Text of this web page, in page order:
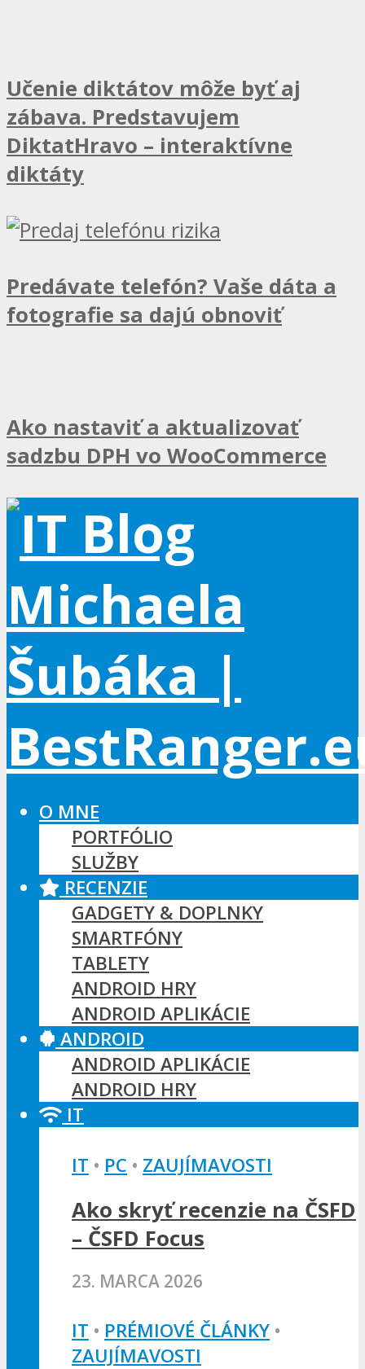
Učenie diktátov môže byť aj
zábava. Predstavujem
DiktatHravo – interaktívne
diktáty
Predávate telefón? Vaše dáta a
fotografie sa dajú obnoviť
Ako nastaviť a aktualizovať
sadzbu DPH vo WooCommerce
O MNE
PORTFÓLIO
SLUŽBY
RECENZIE
GADGETY & DOPLNKY
SMARTFÓNY
TABLETY
ANDROID HRY
ANDROID APLIKÁCIE
ANDROID
ANDROID APLIKÁCIE
ANDROID HRY
IT
IT • PC • ZAUJÍMAVOSTI
Ako skryť recenzie na ČSFD
– ČSFD Focus
23. MARCA 2026
IT • PRÉMIOVÉ ČLÁNKY •
ZAUJÍMAVOSTI